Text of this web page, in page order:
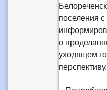
поселения
о
уходящем
перспективу.